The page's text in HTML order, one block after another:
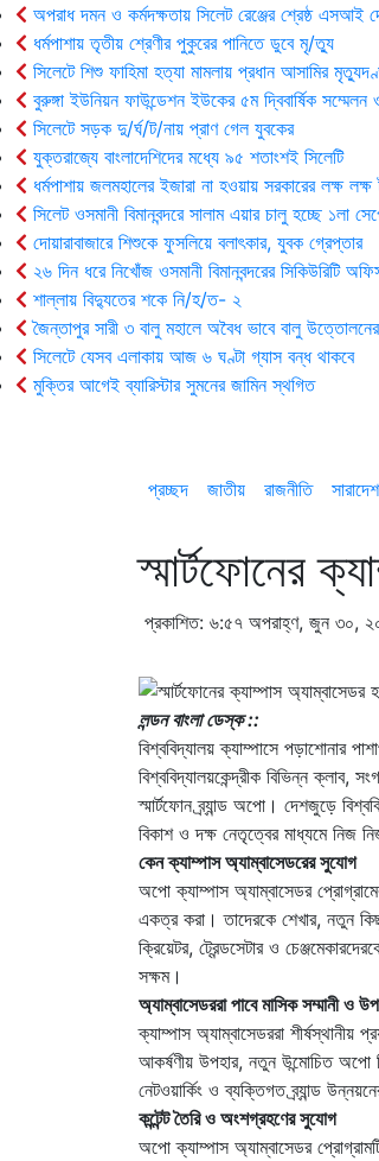
অপরাধ দমন ও কর্মদক্ষতায় সিলেট রেঞ্জের শ্রেষ্ঠ এসআই
ধর্মপাশায় তৃতীয় শ্রেণীর পুকুরের পানিতে ডুবে মৃ/ত্যু
সিলেটে শিশু ফাহিমা হত্যা মামলায় প্রধান আসামির
বুরুঙ্গা ইউনিয়ন ফাউন্ডেশন ইউকের ৫ম দ্বিবার্ষিক সম্মেলন
সিলেটে সড়ক দু/র্ঘ/ট/নায় প্রাণ গেল যুবকের
যুক্তরাজ্যে বাংলাদেশিদের মধ্যে ৯৫ শতাংশই সিলেটি
ধর্মপাশায় জলমহালের ইজারা না হওয়ায় সরকারের লক্ষ লক্ষ
সিলেট ওসমানী বিমানবন্দরে সালাম এয়ার চালু হচ্ছে ১লা
দোয়ারাবাজারে শিশুকে ফুসলিয়ে বলাৎকার, যুবক গ্রেপ্তার
২৬ দিন ধরে নিখোঁজ ওসমানী বিমানবন্দরের সিকিউরিটি
শাল্লায় বিদ্যুতের শকে নি/হ/ত- ২
জৈন্তাপুর সারী ৩ বালু মহালে অবৈধ ভাবে বালু
সিলেটে যেসব এলাকায় আজ ৬ ঘণ্টা গ্যাস বন্ধ থাকবে
মুক্তির আগেই ব্যারিস্টার সুমনের জামিন স্থগিত
প্রচ্ছদ জাতীয় রাজনীতি সারাদেশ
স্মার্টফোনের
প্রকাশিত: ৬:৫৭ অপরাহ্ণ, জুন ৩০,
লন্ডন বাংলা ডেস্ক ::
বিশ্ববিদ্যালয় ক্যাম্পাসে পড়াশোনার
বিশ্ববিদ্যালয়কেন্দ্রীক বিভিন্ন ক্লাব,
স্মার্টফোন ব্র্যান্ড অপো। দেশজুড়ে
বিকাশ ও দক্ষ নেতৃত্বের মাধ্যমে নিজ
কেন ক্যাম্পাস অ্যাম্বাসেডরের সুযোগ
অপো ক্যাম্পাস অ্যাম্বাসেডর
একত্র করা। তাদেরকে শেখার, নতুন
ক্রিয়েটর, ট্রেন্ডসেটার ও
সক্ষম।
অ্যাম্বাসেডররা পাবে মাসিক সম্মানী ও
ক্যাম্পাস অ্যাম্বাসেডররা শীর্ষস্থানীয়
আকর্ষণীয় উপহার, নতুন উন্মোচিত অপো
নেটওয়ার্কিং ও ব্যক্তিগত ব্র্যান্ড
কন্টেন্ট তৈরি ও অংশগ্রহণের সুযোগ
অপো ক্যাম্পাস অ্যাম্বাসেডর